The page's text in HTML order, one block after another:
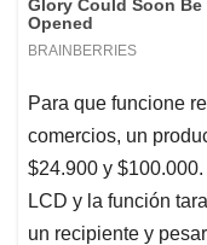
Para que funcione
comercios, un
$24.900 y
LCD y la función
un recipiente y